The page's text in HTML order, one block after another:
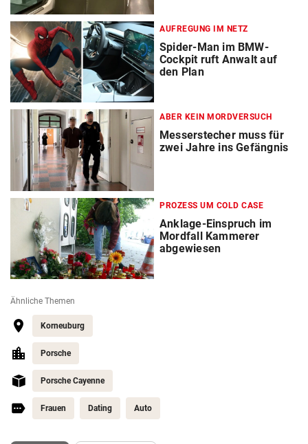
AUFREGUNG IM NETZ
Spider-Man im BMW-
Cockpit ruft Anwalt auf
den Plan
ABER KEIN MORDVERSUCH
Messerstecher muss für
zwei Jahre ins Gefängnis
PROZESS UM COLD CASE
Anklage-Einspruch im
Mordfall Kammerer
abgewiesen
Ähnliche Themen
Korneuburg
Porsche
Porsche Cayenne
Frauen Dating Auto